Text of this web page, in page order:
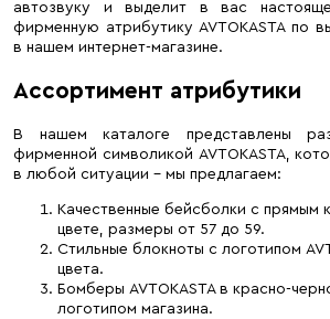
автозвуку и выделит в вас
фирменную атрибутику AVTOKASTA по
в нашем интернет-магазине.
Ассортимент атрибутики
В нашем каталоге представлены
фирменной символикой AVTOKASTA,
в любой ситуации – мы предлагаем:
Качественные бейсболки с прямым
цвете, размеры от 57 до 59.
Стильные блокноты с логотипом
цвета.
Бомберы AVTOKASTA в красно-
логотипом магазина.